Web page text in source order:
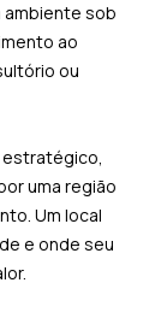
ambiente sob
ao
ou
estratégico,
uma região
Um local
e onde seu